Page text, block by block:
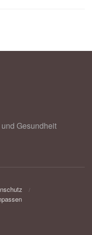
Gesundheit